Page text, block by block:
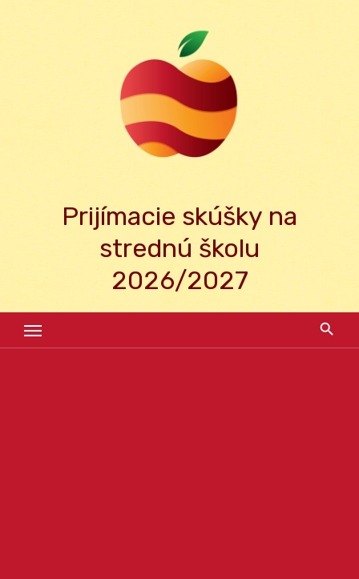
Prijímacie skúšky na
strednú školu
2026/2027